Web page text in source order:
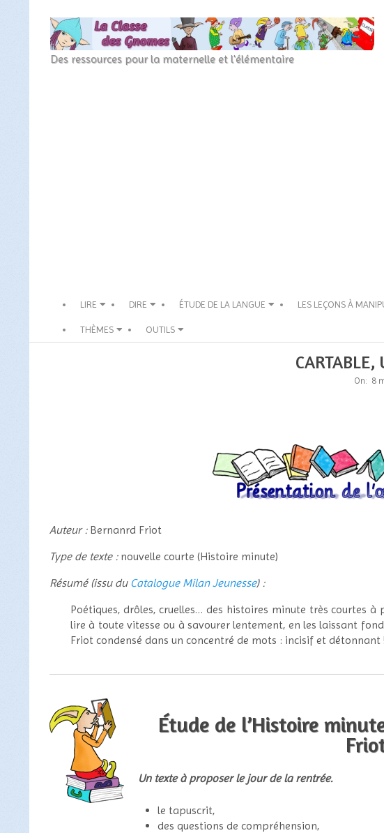
La
Des ressources pour la maternelle et l'élémentaire
LIRE DIRE ÉTUDE DE LA LANGUE LES LEÇONS À
THÈMES OUTILS
On: 8
Auteur :Bernanrd Friot
Type de texte :nouvelle courte (Histoire minute)
Résumé (issu du Catalogue Milan Jeunesse) :
Poétiques, drôles, cruelles… des histoires minute très courtes
lire à toute vitesse ou à savourer lentement, en les laissant
Friot condensé dans un concentré de mots : incisif et détonnant !
Étude de l’Histoire
Un texte à proposer le jour de la rentrée.
le tapuscrit,
des questions de compréhension,